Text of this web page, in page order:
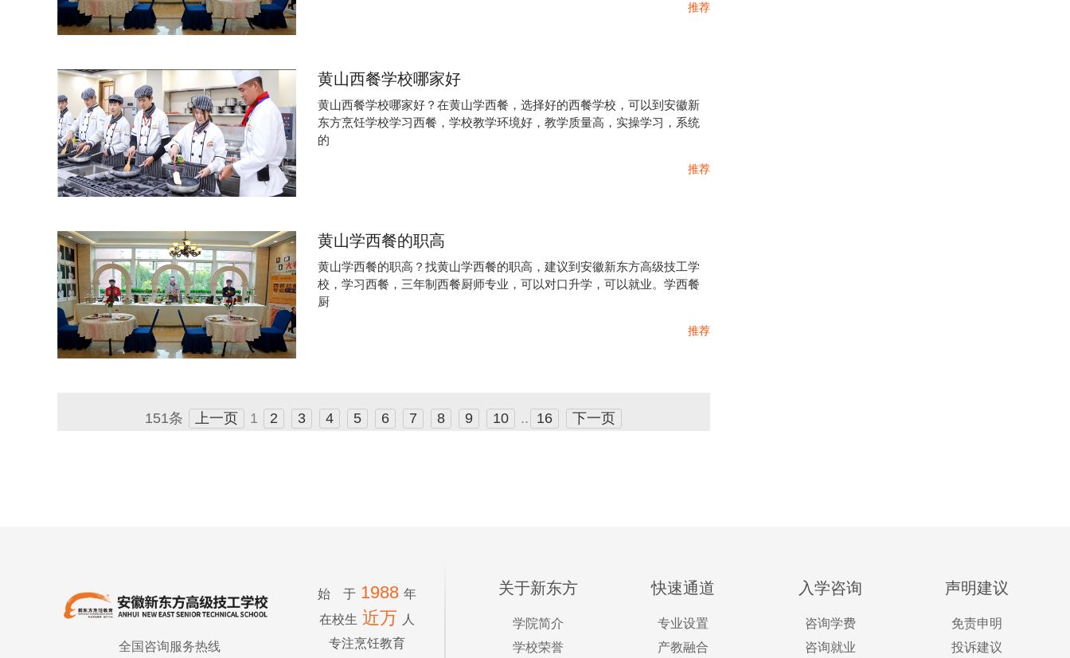
推荐
黄山西餐学校哪家好
黄山西餐学校哪家好？在黄山学西餐，选择好的西餐学校，可以到安徽新
东方烹饪学校学习西餐，学校教学环境好，教学质量高，实操学习，系统
的
推荐
黄山学西餐的职高
黄山学西餐的职高？找黄山学西餐的职高，建议到安徽新东方高级技工学
校，学习西餐，三年制西餐厨师专业，可以对口升学，可以就业。学西餐
厨
推荐
151条 上一页 1 2 3 4 5 6 7 8 9 10 .. 16 下一页
全国咨询服务热线
始 于 1988 年
在校生 近万
人
专注烹饪教育
关于新东方
学院简介
学校荣誉
快速通道
专业设置
产教融合
入学咨询
咨询学费
咨询就业
声明建议
免责申明
投诉建议